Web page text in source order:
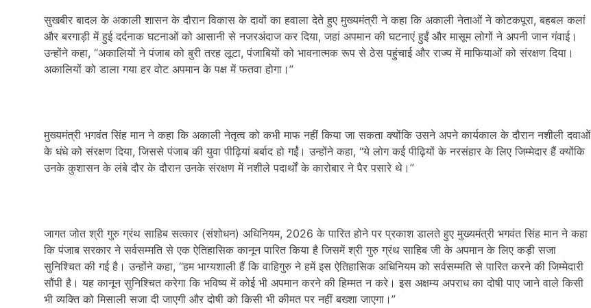
सुखबीर बादल के अकाली शासन के दौरान विकास के दावों का हवाला देते हुए मुख्यमंत्री ने कहा कि अकाली नेताओं ने कोटकपूरा, बहबल कलां
और बरगाड़ी में हुई दर्दनाक घटनाओं को आसानी से नजरअंदाज कर दिया, जहां अपमान की घटनाएं हुईं और मासूम लोगों ने अपनी जान गंवाई।
उन्होंने कहा, “अकालियों ने पंजाब को बुरी तरह लूटा, पंजाबियों को भावनात्मक रूप से ठेस पहुंचाई और राज्य में माफियाओं को संरक्षण दिया।
अकालियों को डाला गया हर वोट अपमान के पक्ष में फतवा होगा।”
मुख्यमंत्री भगवंत सिंह मान ने कहा कि अकाली नेतृत्व को कभी माफ नहीं किया जा सकता क्योंकि उसने अपने कार्यकाल के दौरान नशीली दवाओं
के धंधे को संरक्षण दिया, जिससे पंजाब की युवा पीढ़ियां बर्बाद हो गईं। उन्होंने कहा, “ये लोग कई पीढ़ियों के नरसंहार के लिए जिम्मेदार हैं क्योंकि
उनके कुशासन के लंबे दौर के दौरान उनके संरक्षण में नशीले पदार्थों के कारोबार ने पैर पसारे थे।”
जागत जोत श्री गुरु ग्रंथ साहिब सत्कार (संशोधन) अधिनियम, 2026 के पारित होने पर प्रकाश डालते हुए मुख्यमंत्री भगवंत सिंह मान ने कहा
कि पंजाब सरकार ने सर्वसम्मति से एक ऐतिहासिक कानून पारित किया है जिसमें श्री गुरु ग्रंथ साहिब जी के अपमान के लिए कड़ी सजा
सुनिश्चित की गई है। उन्होंने कहा, “हम भाग्यशाली हैं कि वाहिगुरु ने हमें इस ऐतिहासिक अधिनियम को सर्वसम्मति से पारित करने की जिम्मेदारी
सौंपी है। यह कानून सुनिश्चित करेगा कि भविष्य में कोई भी अपमान करने की हिम्मत न करे। इस अक्षम्य अपराध का दोषी पाए जाने वाले किसी
भी व्यक्ति को मिसाली सजा दी जाएगी और दोषी को किसी भी कीमत पर नहीं बख्शा जाएगा।”